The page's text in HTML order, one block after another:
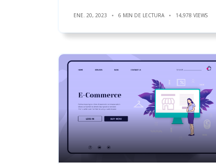
ENE. 20, 2023 6 MIN DE LECTURA 14,978 VIEWS